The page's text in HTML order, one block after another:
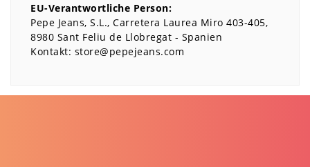
EU-Verantwortliche Person:
Pepe Jeans, S.L. Carretera Laurea Miro 403-405
8980 Sant Feliu de Llobregat
Spanien
Kontakt: store@pepejeans.com